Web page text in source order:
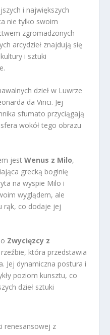
i największych
nie tylko swoim
zgromadzonych
arcydzieł znajdują się
i sztuki
dzieł w Luwrze
da Vinci. Jej
sfumato przyciągają
wokół tego obrazu
jestWenus z Milo,
grecką boginię
na wyspie Milo i
wyglądem, ale
rąk, co dodaje jej
Zwycięzcy z
która przedstawia
Jej dynamiczna postura i
poziom kunsztu, co
dzieł sztuki
renesansowej z